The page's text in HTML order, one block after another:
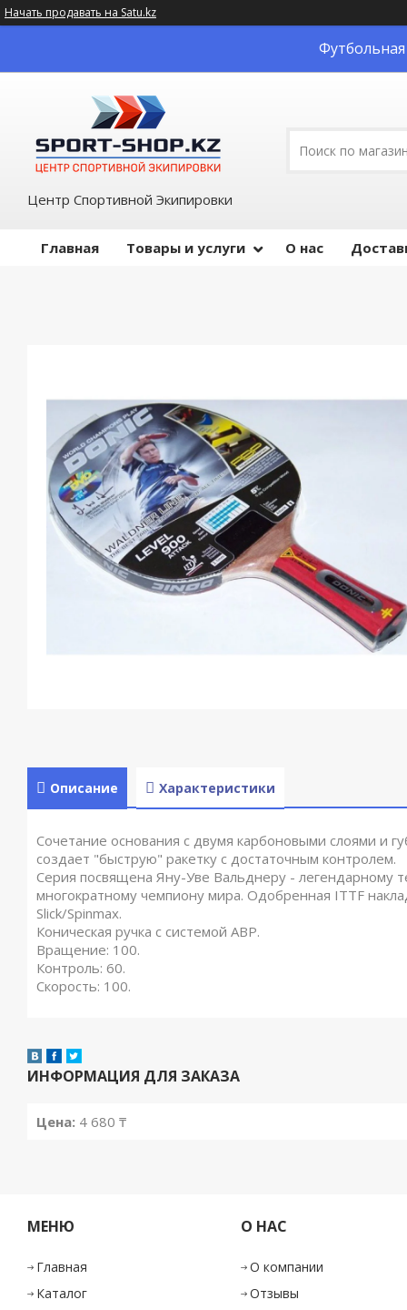
Начать продавать на Satu.kz
Футбольная
Центр Спортивной Экипировки
Главная Товары и услуги О нас
Описание Характеристики
Сочетание основания с двумя карбоновыми слоями и
создает "быструю" ракетку с достаточным контролем.
Серия посвящена Яну-Уве Вальднеру - легендарному
многократному чемпиону мира. Одобренная ITTF
Slick/Spinmax.
Коническая ручка с системой ABP.
Вращение: 100.
Контроль: 60.
Скорость: 100.
ИНФОРМАЦИЯ ДЛЯ ЗАКАЗА
Цена: 4 680 ₸
МЕНЮ
Главная
Каталог
О НАС
О компании
Отзывы